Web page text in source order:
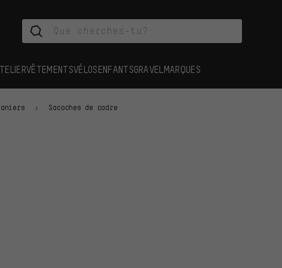
VÊTEMENTSVÉLOSENFANTSGRAVEL MARQUES
Sacoches de cadre